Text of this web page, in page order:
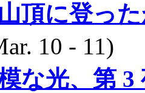
頂に登っ
10 - 11)
な光、第 3